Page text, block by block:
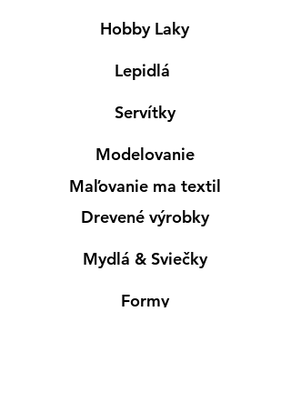
Hobby Laky
Lepidlá
Servítky
Modelovanie
Maľovanie ma textil
Drevené výrobky
Mydlá & Sviečky
Formy